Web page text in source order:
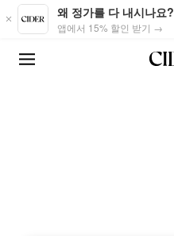
Skip to main content
왜 정가를 다 내시나요?
앱에서 15% 할인 받기 →